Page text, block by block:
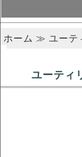
ホーム ≫ ユーテ
ユーティ